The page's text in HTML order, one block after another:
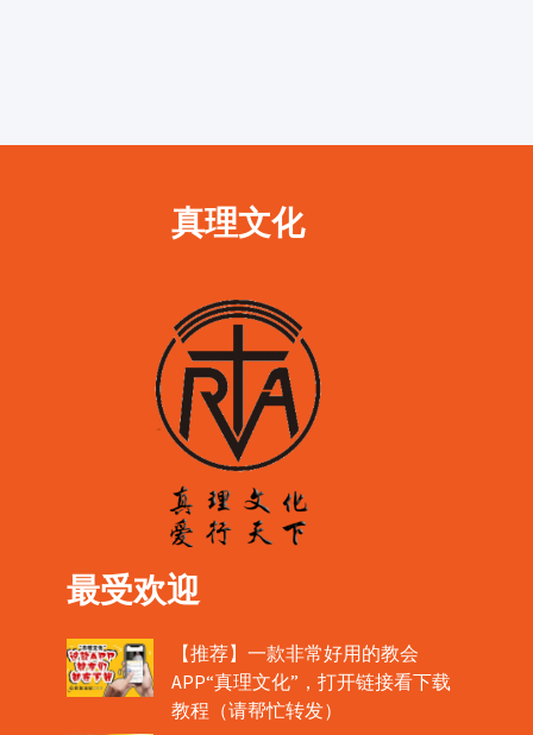
真理文化
最受欢迎
【推荐】一款非常好用的教会
APP“真理文化”，打开链接看下载
教程（请帮忙转发）